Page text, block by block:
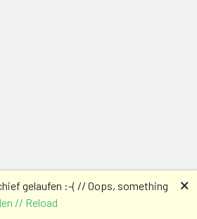
gelaufen :-( // Oops, something
// Reload
🗙